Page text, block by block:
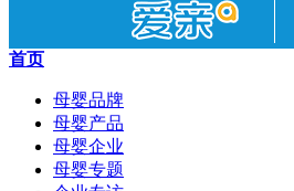
首页
母婴品牌
母婴产品
母婴企业
母婴专题